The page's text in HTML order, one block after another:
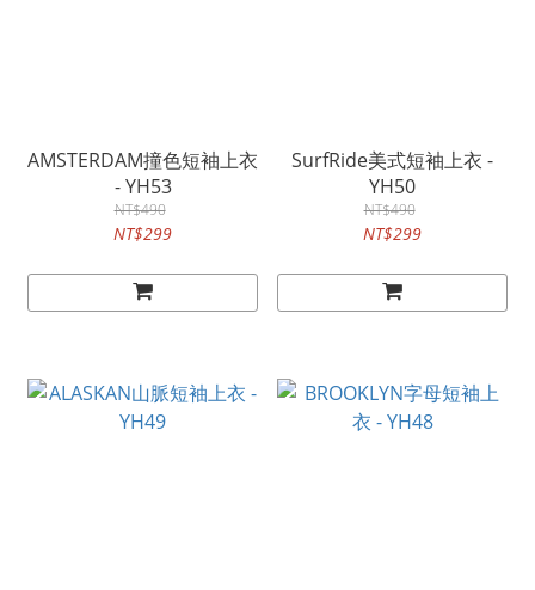
AMSTERDAM撞色短袖上衣
- YH53
NT$490
NT$299
SurfRide美式短袖上衣 -
YH50
NT$490
NT$299